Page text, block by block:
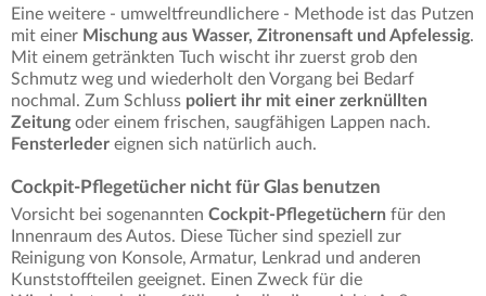
Eine weitere - umweltfreundlichere - Methode ist das Putzen
mit einer Mischung aus Wasser, Zitronensaft und Apfelessig.
Mit einem getränkten Tuch wischt ihr zuerst grob den
Schmutz weg und wiederholt den Vorgang bei Bedarf
nochmal. Zum Schluss poliert ihr mit einer zerknüllten
Zeitung oder einem frischen, saugfähigen Lappen nach.
Fensterleder eignen sich natürlich auch.
Cockpit-Pflegetücher nicht für Glas benutzen
Vorsicht bei sogenannten Cockpit-Pflegetüchern für den
Innenraum des Autos. Diese Tücher sind speziell zur
Reinigung von Konsole, Armatur, Lenkrad und anderen
Kunststoffteilen geeignet. Einen Zweck für die